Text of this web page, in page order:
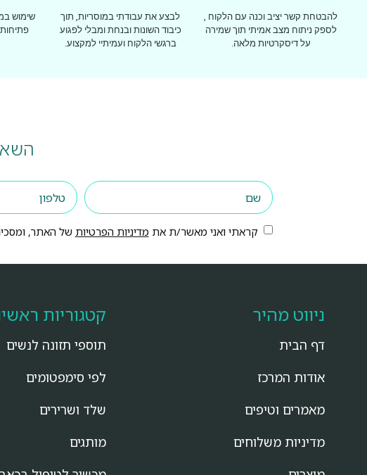
להבטחת קשר יציב וכנה עם הלקוח ,
לספק ניתוח מצב אמיתי תוך שמירה
על דיסקרטיות מלאה.
לבצע את עבודתי במוסריות, תוך
כיבוד השונות ובנחת ומבלי לפגוע
ברגשי הלקוח ועמיתיי למקצוע.
שימוש
קראתי ואני מאשר/ת את מדיניות הפרטיות של האתר,
ניווט מהיר
דף הבית
אודות המרכז
מאמרים וטיפים
מדיניות משלוחים
קטגוריות
תוספי תזונה לנשים
לפי סימפטומים
שלד ושרירים
מותגים